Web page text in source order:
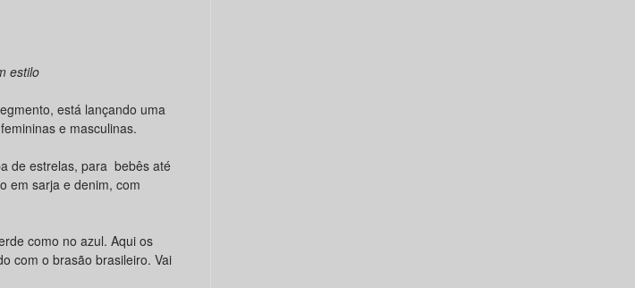
estilo
está lançando uma
e masculinas.
de estrelas, para bebês até
em sarja e denim, com
como no azul. Aqui os
com o brasão brasileiro. Vai